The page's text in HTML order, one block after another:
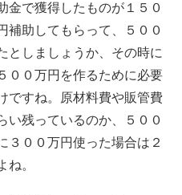
金で獲得したものが１５０
補助してもらって、５００
としましょうか、その時に
００万円を作るために必要
ですね。原材料費や販管費
い残っているのか、５００
３００万円使った場合は２
ね。